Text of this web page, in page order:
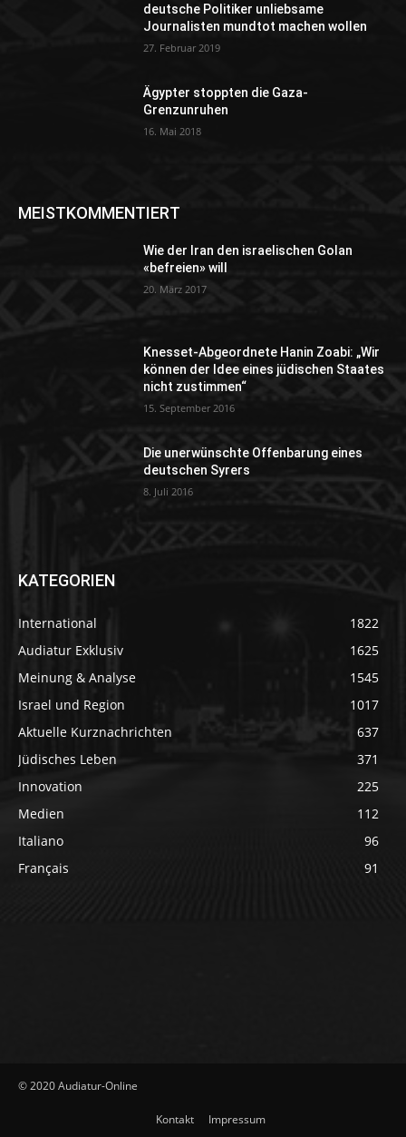
deutsche Politiker unliebsame
Journalisten mundtot machen wollen
27. Februar 2019
Ägypter stoppten die Gaza-
Grenzunruhen
16. Mai 2018
MEISTKOMMENTIERT
Wie der Iran den israelischen Golan
«befreien» will
20. März 2017
Knesset-Abgeordnete Hanin Zoabi: „Wir
können der Idee eines jüdischen Staates
nicht zustimmen“
15. September 2016
Die unerwünschte Offenbarung eines
deutschen Syrers
8. Juli 2016
KATEGORIEN
International
1822
Audiatur Exklusiv
1625
Meinung & Analyse
1545
Israel und Region
1017
Aktuelle Kurznachrichten
637
Jüdisches Leben
371
Innovation
225
Medien
112
Italiano
96
Français
91
© 2020 Audiatur-Online
Kontakt Impressum